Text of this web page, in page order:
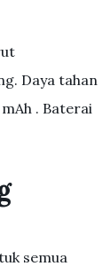
Daya tahan
. Baterai
semua